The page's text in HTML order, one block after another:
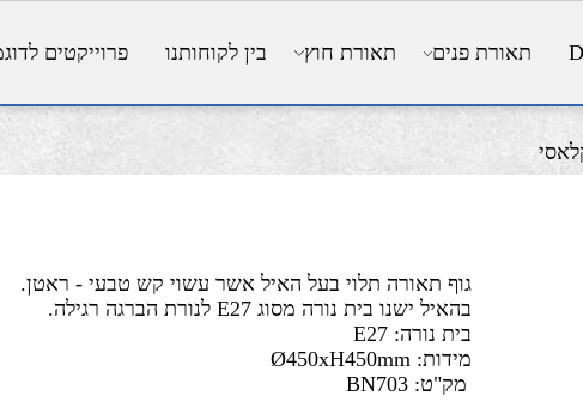
תאורת פנים תאורת חוץ בין לקוחותנו פרוייקטים לדוגמא
גוף תאורה תלוי בעל האיל אשר עשוי קש טבעי - ראטן.
בהאיל ישנו בית נורה מסוג E27 לנורת הברגה רגילה.
בית נורה: E27
מידות: Ø450xH450mm
מק"ט: BN703